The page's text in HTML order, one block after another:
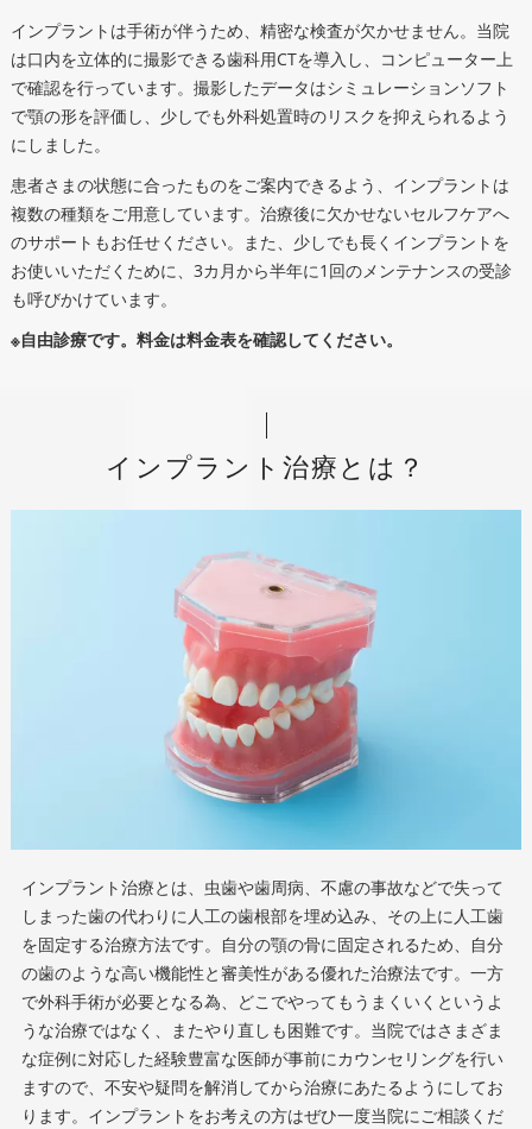
インプラントは手術が伴うため、精密な検査が欠かせません。当院
は口内を立体的に撮影できる歯科用CTを導入し、コンピューター上
で確認を行っています。撮影したデータはシミュレーションソフト
で顎の形を評価し、少しでも外科処置時のリスクを抑えられるよう
にしました。
患者さまの状態に合ったものをご案内できるよう、インプラントは
複数の種類をご用意しています。治療後に欠かせないセルフケアへ
のサポートもお任せください。また、少しでも長くインプラントを
お使いいただくために、3カ月から半年に1回のメンテナンスの受診
も呼びかけています。
※自由診療です。料金は料金表を確認してください。
インプラント治療とは？
インプラント治療とは、虫歯や歯周病、不慮の事故などで失って
しまった歯の代わりに人工の歯根部を埋め込み、その上に人工歯
を固定する治療方法です。自分の顎の骨に固定されるため、自分
の歯のような高い機能性と審美性がある優れた治療法です。一方
で外科手術が必要となる為、どこでやってもうまくいくというよ
うな治療ではなく、またやり直しも困難です。当院ではさまざま
な症例に対応した経験豊富な医師が事前にカウンセリングを行い
ますので、不安や疑問を解消してから治療にあたるようにしてお
ります。インプラントをお考えの方はぜひ一度当院にご相談くだ